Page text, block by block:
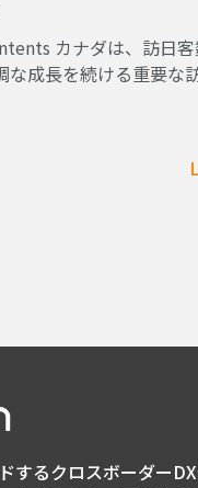
カナダは、訪日
な成長を続ける重要な
するクロスボーダー